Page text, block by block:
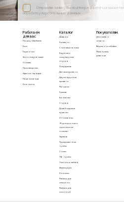
Отправляя заявку, Вы подтверждаете согласие на
обработку персональных данных
Работаем
для вас
Почему Idealbeds
Блог
Гарантии
Фото покупателей
Отзывы
Производство
Идеи интерьера
Наша команда
Контакты
Каталог
Диваны
Кровати
Стеновые панели
Барные и
полубарные
стулья
Полукресла
Детские кровати
Двухъярусные
кровати
Матрасы
Кресла
Банкетки
Стулья
Дизайнерские
кушетки
Оттоманки
Журнальные и
приставные
столики
Зеркала
Прикроватные
тумбы
Столы
ТВ - тумбы
Уличная мебель
Аксессуары
Консоли
Мебель для
спальни
Мебель для
гостиной
Покупателям
Доставка и
оплата
Варианты обивки
Механизмы
диванов